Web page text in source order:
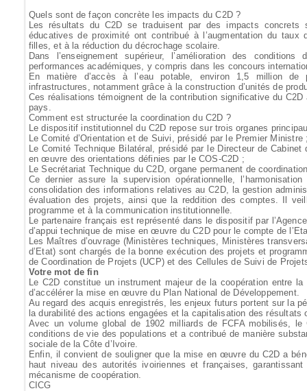
Quels sont de façon concrète les impacts du C2D ?
Les résultats du C2D se traduisent par des impacts concrets
éducatives de proximité ont contribué à l’augmentation du taux
filles, et à la réduction du décrochage scolaire.
Dans l’enseignement supérieur, l’amélioration des
performances académiques, y compris dans les concours
En matière d’accès à l’eau potable, environ 1,5 million de
infrastructures, notamment grâce à la construction d’unités de
Ces réalisations témoignent de la contribution significative du
pays.
Comment est structurée la coordination du C2D ?
Le dispositif institutionnel du C2D repose sur trois organes
Le Comité d’Orientation et de Suivi, présidé par le Premier Ministre
Le Comité Technique Bilatéral, présidé par le Directeur de
en œuvre des orientations définies par le COS-C2D ;
Le Secrétariat Technique du C2D, organe permanent de
Ce dernier assure la supervision opérationnelle,
consolidation des informations relatives au C2D, la gestion
évaluation des projets, ainsi que la reddition des comptes. Il
programme et à la communication institutionnelle.
Le partenaire français est représenté dans le dispositif par
d’appui technique de mise en œuvre du C2D pour le compte de
Les Maîtres d’ouvrage (Ministères techniques, Ministères
d’Etat) sont chargés de la bonne exécution des projets et
de Coordination de Projets (UCP) et des Cellules de Suivi de
Votre mot de fin
Le C2D constitue un instrument majeur de la coopération entre
d’accélérer la mise en œuvre du Plan National de Développement.
Au regard des acquis enregistrés, les enjeux futurs portent sur la
la durabilité des actions engagées et la capitalisation des résultats
Avec un volume global de 1902 milliards de FCFA mobilisés,
conditions de vie des populations et a contribué de manière
sociale de la Côte d’Ivoire.
Enfin, il convient de souligner que la mise en œuvre du C2D a
haut niveau des autorités ivoiriennes et françaises,
mécanisme de coopération.
CICG